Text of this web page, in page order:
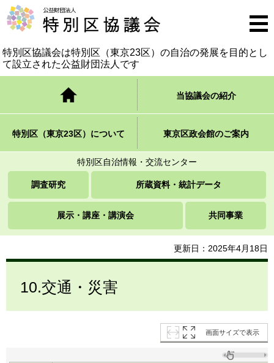
公益財団法人 特別区協議会
特別区協議会は特別区（東京23区）の自治の発展を 目的とし
て設立された公益財団法人です
メニ
ュー
トップページ 当協議会の紹介
特別区（東京23区）について 東京区政会館のご案内
特別区自治情報・交流センター
調査研究 所蔵資料・統計データ
展示・講座・講演会 共同事業
更新日：2025年4月18日
10.交通・災害
画面サイズで表示